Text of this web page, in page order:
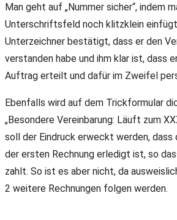
Man geht auf „Nummer sicher“, indem
Unterschriftsfeld noch klitzklein
Unterzeichner bestätigt, dass er den
verstanden habe und ihm klar ist, dass
Auftrag erteilt und dafür im Zweifel
Ebenfalls wird auf dem Trickformular
„Besondere Vereinbarung: Läuft zum
soll der Eindruck erweckt werden,
der ersten Rechnung erledigt ist, so
zahlt. So ist es aber nicht, da
2 weitere Rechnungen folgen werden.